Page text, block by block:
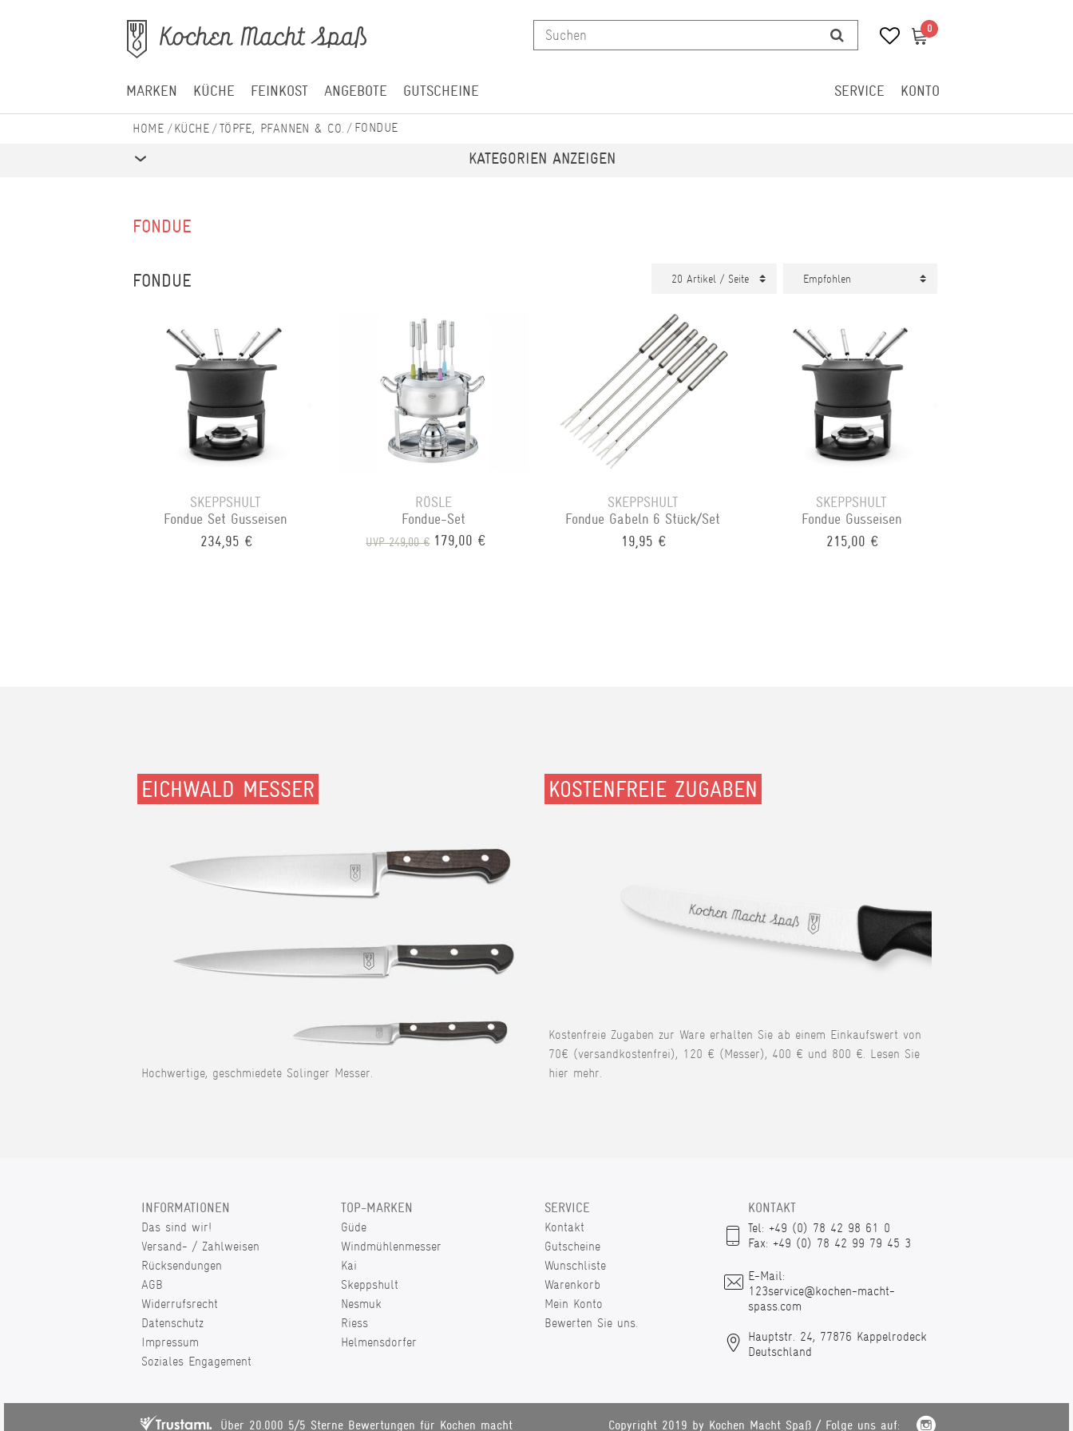
0 0
MARKEN KÜCHE FEINKOST ANGEBOTE GUTSCHEINE SERVICE KONTO
KÜCHE TÖPFE, PFANNEN & CO. FONDUE
KATEGORIEN ANZEIGEN
FONDUE
FONDUE
SKEPPSHULT
Fondue Set Gusseisen
234,95 €
RÖSLE
Fondue-Set
UVP 249,00 € 179,00 €
SKEPPSHULT
Fondue Gabeln 6 Stück/Set
19,95 €
SKEPPSHULT
Fondue Gusseisen
215,00 €
EICHWALD MESSER
Hochwertige, geschmiedete Solinger Messer.
KOSTENFREIE ZUGABEN
Kostenfreie Zugaben zur Ware erhalten Sie ab einem Einkaufswert von
70€ (versandkostenfrei), 120 € (Messer), 400 € und 800 €. Lesen Sie
hier mehr.
INFORMATIONEN
Das sind wir!
Versand- / Zahlweisen
Rücksendungen
AGB
Widerrufsrecht
Datenschutz
Impressum
Soziales Engagement
TOP-MARKEN
Güde
Windmühlenmesser
Kai
Skeppshult
Nesmuk
Riess
Helmensdorfer
SERVICE
Kontakt
Gutscheine
Wunschliste
Warenkorb
Mein Konto
Bewerten Sie uns.
KONTAKT
Tel: +49 (0) 78 42 98 61 0
Fax: +49 (0) 78 42 99 79 45 3
E-Mail:
123service@kochen-macht-
spass.com
Hauptstr. 24, 77876 Kappelrodeck
Deutschland
Über 20.000 5/5 Sterne Bewertungen für Kochen macht Copyright 2019 by Kochen Macht Spaß / Folge uns auf: